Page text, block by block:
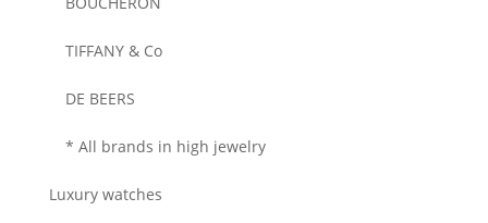
TIFFANY & Co
DE BEERS
* All brands in high jewelry
Luxury watches